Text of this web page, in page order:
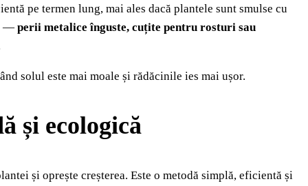
pe termen lung, mai ales dacă plantele sunt smulse cu
— perii metalice înguste, cuțite pentru rosturi sau
solul este mai moale și rădăcinile ies mai ușor.
și ecologică
și oprește creșterea. Este o metodă simplă, eficientă și